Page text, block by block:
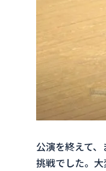
公演を終えて
挑戦でした。